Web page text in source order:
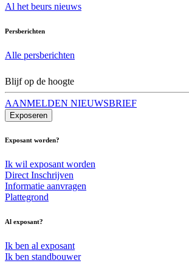
Al het beurs nieuws
Persberichten
Alle persberichten
Blijf op de hoogte
AANMELDEN NIEUWSBRIEF
Exposeren
Exposant worden?
Ik wil exposant worden
Direct Inschrijven
Informatie aanvragen
Plattegrond
Al exposant?
Ik ben al exposant
Ik ben standbouwer